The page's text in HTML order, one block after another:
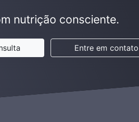
nutrição consciente.
Entre em contato